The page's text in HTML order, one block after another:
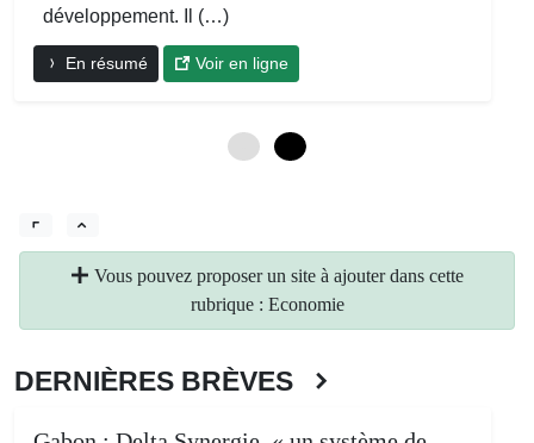
développement. Il (…)
En résumé Voir en ligne
Vous pouvez proposer un site à ajouter dans cette
rubrique : Economie
DERNIÈRES BRÈVES